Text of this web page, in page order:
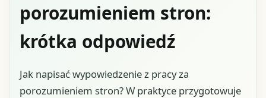
porozumieniem stron:
krótka odpowiedź
Jak napisać wypowiedzenie z pracy za
porozumieniem stron? W praktyce przygotowuje